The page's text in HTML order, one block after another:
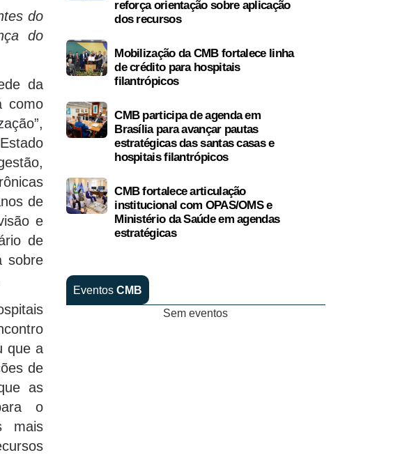
do
do
da
como
de
e
de
sobre
que a
de
as
o
mais
reforça orientação sobre aplicação
dos recursos
Mobilização da CMB fortalece linha
de crédito para hospitais
filantrópicos
CMB participa de agenda em
Brasília para avançar pautas
estratégicas das santas casas e
hospitais filantrópicos
CMB fortalece articulação
institucional com OPAS/OMS e
Ministério da Saúde em agendas
estratégicas
Eventos CMB
Sem eventos